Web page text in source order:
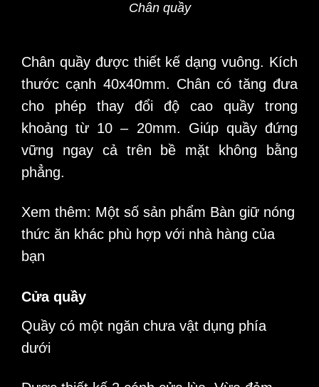
Chân quầy
Chân quầy được thiết kế dạng vuông. Kích
thước cạnh 40x40mm. Chân có tăng đưa
cho phép thay đổi độ cao quầy trong
khoảng từ 10 – 20mm. Giúp quầy đứng
vững ngay cả trên bề mặt không bằng
phẳng.
Xem thêm: Một số sản phẩm Bàn giữ nóng
thức ăn khác phù hợp với nhà hàng của
bạn
Cửa quầy
Quầy có một ngăn chưa vật dụng phía
dưới